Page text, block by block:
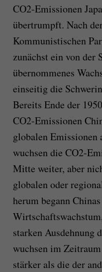
CO2-Emissionen
übertrumpft. Nach
Kommunistischen
zunächst ein von der
übernommenes
einseitig die
Bereits Ende der
CO2-Emissionen
globalen Emissionen
wuchsen die CO2-
Mitte weiter, aber
globalen oder
herum begann
starken Ausdehnung
wuchsen im
stärker als die der